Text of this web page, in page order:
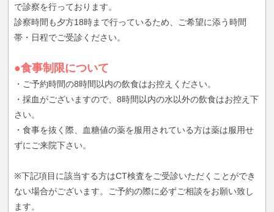
で診察を行っております。
診察時間も夕方18時まで行っているため、ご希望に添う時間
帯・日程でご受診ください。
●食事制限について
・ご予約時間の8時間以内の飲食はお控えください。
・採血がございますので、8時間以内の水以外の飲食はお控え下
さい。
・食事を抜く際、血糖値の薬を服用されている方は薬は服用せ
ずにご来院下さい。
※下記項目に該当する方はCT検査をご受診いただくことができ
ない場合がございます。ご予約の際に必ずご相談をお願い致し
ます。